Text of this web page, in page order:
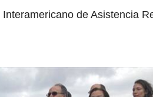
de Asistencia